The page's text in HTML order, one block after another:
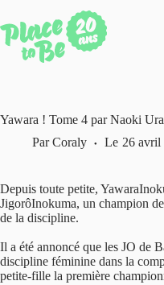
au
contenu
Yawara ! Tome 4 par Naoki
Par Coraly Le 26 avril
Depuis toute petite,
JigorôInokuma, un champion
de la discipline.
Il a été annoncé que les JO de
discipline féminine dans la
petite-fille la première